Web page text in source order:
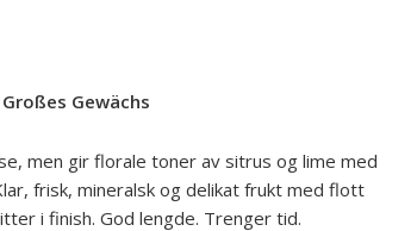
Gewächs
men gir florale toner av sitrus og lime med
frisk, mineralsk og delikat frukt med flott
i finish. God lengde. Trenger tid.